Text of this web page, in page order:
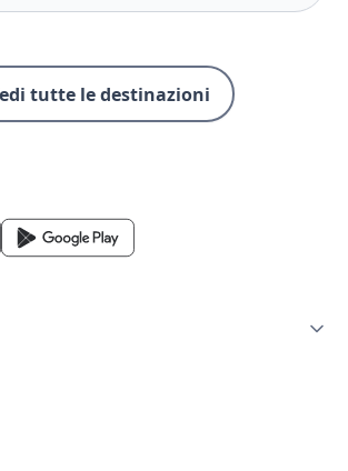
tutte le destinazioni